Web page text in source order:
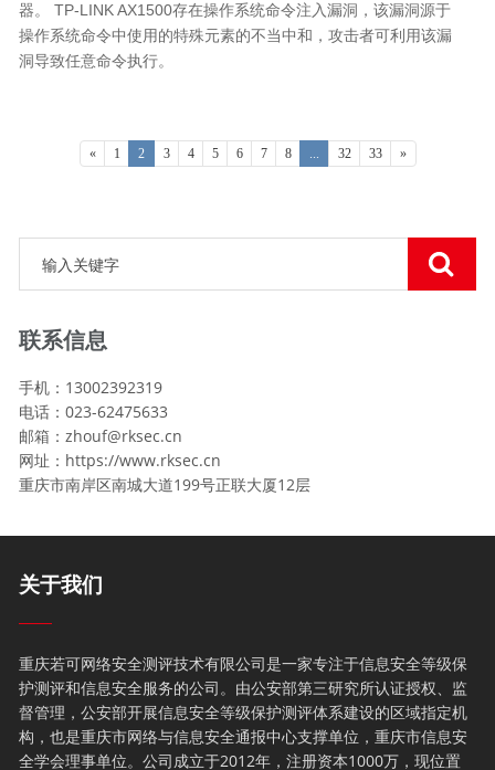
器。 TP-LINK AX1500存在操作系统命令注入漏洞，该漏洞源于
操作系统命令中使用的特殊元素的不当中和，攻击者可利用该漏
洞导致任意命令执行。
« 1 2 3 4 5 6 7 8 ... 32 33 »
联系信息
手机：13002392319
电话：023-62475633
邮箱：zhouf@rksec.cn
网址：https://www.rksec.cn
重庆市南岸区南城大道199号正联大厦12层
关于我们
重庆若可网络安全测评技术有限公司是一家专注于信息安全等级保
护测评和信息安全服务的公司。由公安部第三研究所认证授权、监
督管理，公安部开展信息安全等级保护测评体系建设的区域指定机
构，也是重庆市网络与信息安全通报中心支撑单位，重庆市信息安
全学会理事单位。公司成立于2012年，注册资本1000万，现位置